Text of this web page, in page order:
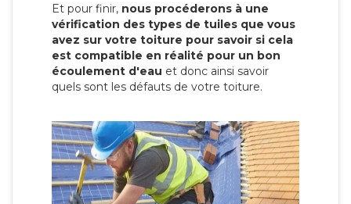
Et pour finir, nous procéderons à une
vérification des types de tuiles que vous
avez sur votre toiture pour savoir si cela
est compatible en réalité pour un bon
écoulement d'eau et donc ainsi savoir
quels sont les défauts de votre toiture.